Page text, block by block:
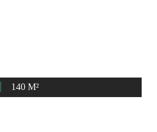
140 M²